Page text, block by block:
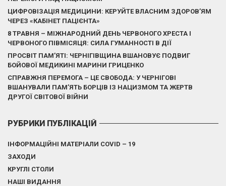
ЦИФРОВІЗАЦІЯ МЕДИЦИНИ: КЕРУЙТЕ ВЛАСНИМ ЗДОРОВ’ЯМ
ЧЕРЕЗ «КАБІНЕТ ПАЦІЄНТА»
8 ТРАВНЯ – МІЖНАРОДНИЙ ДЕНЬ ЧЕРВОНОГО ХРЕСТА І
ЧЕРВОНОГО ПІВМІСЯЦЯ: СИЛА ГУМАННОСТІ В ДІЇ
ПРОСВІТ ПАМ’ЯТІ: ЧЕРНІГІВЩИНА ВШАНОВУЄ ПОДВИГ
БОЙОВОЇ МЕДИКИНІ МАРИНИ ГРИЦЕНКО
СПРАВЖНЯ ПЕРЕМОГА – ЦЕ СВОБОДА: У ЧЕРНІГОВІ
ВШАНУВАЛИ ПАМ’ЯТЬ БОРЦІВ ІЗ НАЦИЗМОМ ТА ЖЕРТВ
ДРУГОЇ СВІТОВОЇ ВІЙНИ
РУБРИКИ ПУБЛІКАЦІЙ
ІНФОРМАЦІЙНІ МАТЕРІАЛИ COVID – 19
ЗАХОДИ
КРУГЛІ СТОЛИ
НАШІ ВИДАННЯ